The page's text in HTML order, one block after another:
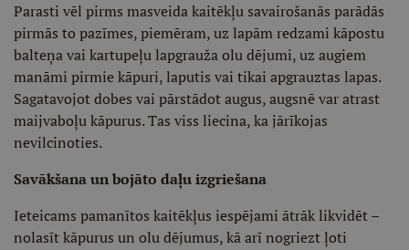
Parasti vēl pirms masveida kaitēkļu savairošanās parādās
pirmās to pazīmes, piemēram, uz lapām redzami kāpostu
balteņa vai kartupeļu lapgrauža olu dējumi, uz augiem
manāmi pirmie kāpuri, laputis vai tikai apgrauztas lapas.
Sagatavojot dobes vai pārstādot augus, augsnē var atrast
maijvaboļu kāpurus. Tas viss liecina, ka jārīkojas
nevilcinoties.
Savākšana un bojāto daļu izgriešana
Ieteicams pamanītos kaitēkļus iespējami ātrāk likvidēt –
nolasīt kāpurus un olu dējumus, kā arī nogriezt ļoti